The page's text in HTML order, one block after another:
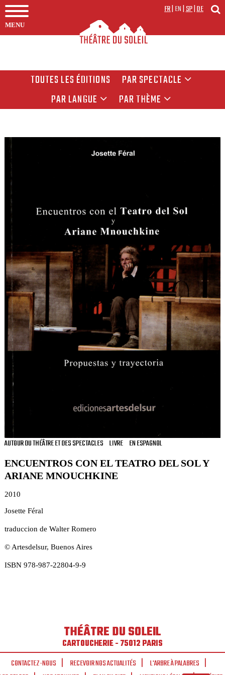
MENU
FR|EN|SP|DE
TOUTES LES ÉDITIONS
PAR SPECTACLE
PAR LANGUE
PAR THÈME
AUTOUR DU THÉÂTRE ET DES SPECTACLES LIVRE EN ESPAGNOL
ENCUENTROS CON EL TEATRO DEL SOL Y
ARIANE MNOUCHKINE
2010
Josette Féral
traduccion de Walter Romero
© Artesdelsur, Buenos Aires
ISBN 978-987-22804-9-9
THÉÂTRE DU SOLEIL
CARTOUCHERIE - 75012 PARIS
CONTACTEZ-NOUS
RECEVOIR NOS ACTUALITÉS
L'ARBRE À PALABRES